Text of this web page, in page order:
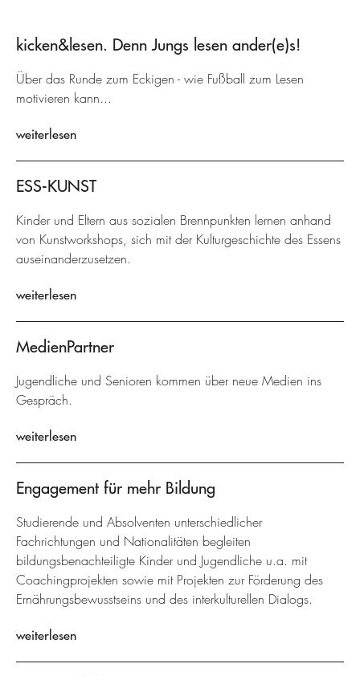
kicken&lesen. Denn Jungs lesen ander(e)s!
Über das Runde zum Eckigen - wie Fußball zum Lesen
motivieren kann...
weiterlesen
ESS-KUNST
Kinder und Eltern aus sozialen Brennpunkten lernen anhand
von Kunstworkshops, sich mit der Kulturgeschichte des Essens
auseinanderzusetzen.
weiterlesen
MedienPartner
Jugendliche und Senioren kommen über neue Medien ins
Gespräch.
weiterlesen
Engagement für mehr Bildung
Studierende und Absolventen unterschiedlicher
Fachrichtungen und Nationalitäten begleiten
bildungsbenachteiligte Kinder und Jugendliche u.a. mit
Coachingprojekten sowie mit Projekten zur Förderung des
Ernährungsbewusstseins und des interkulturellen Dialogs.
weiterlesen